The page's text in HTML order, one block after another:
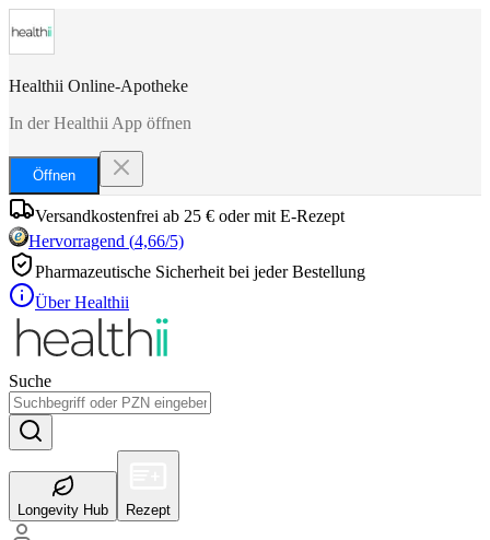
Healthii Online-Apotheke
In der Healthii App öffnen
Öffnen
Versandkostenfrei ab 25 € oder mit E-Rezept
Hervorragend (4,66/5)
Pharmazeutische Sicherheit bei jeder Bestellung
Über Healthii
Suche
Longevity Hub Rezept